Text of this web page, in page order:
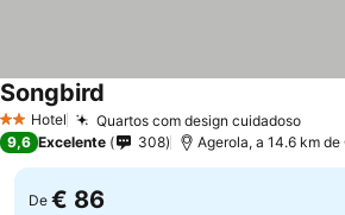
2 Estrelas
Hotel Quartos com design cuidadosoVer
Songbird
9,6 Excelente 308 Agerola, a 14.6 km
De € 86